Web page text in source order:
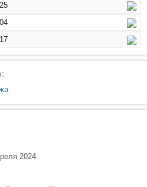
2024